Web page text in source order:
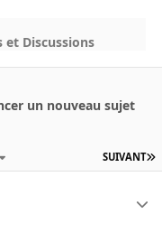
et Discussions
un nouveau sujet
SUIVANT